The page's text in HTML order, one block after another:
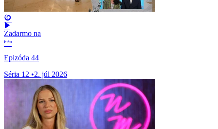
Zadarmo na
Epizóda 44
Séria 12 •2. júl 2026